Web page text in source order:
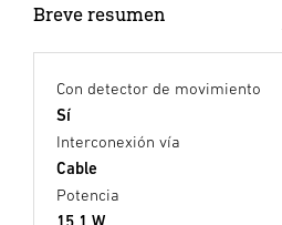
Breve resumen
Con detector de movimiento
Sí
Interconexión vía
Cable
Potencia